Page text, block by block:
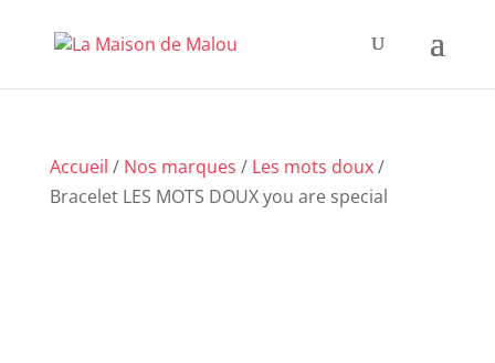
Accueil / Nos marques / Les mots doux/
Bracelet LES MOTS DOUX you are special